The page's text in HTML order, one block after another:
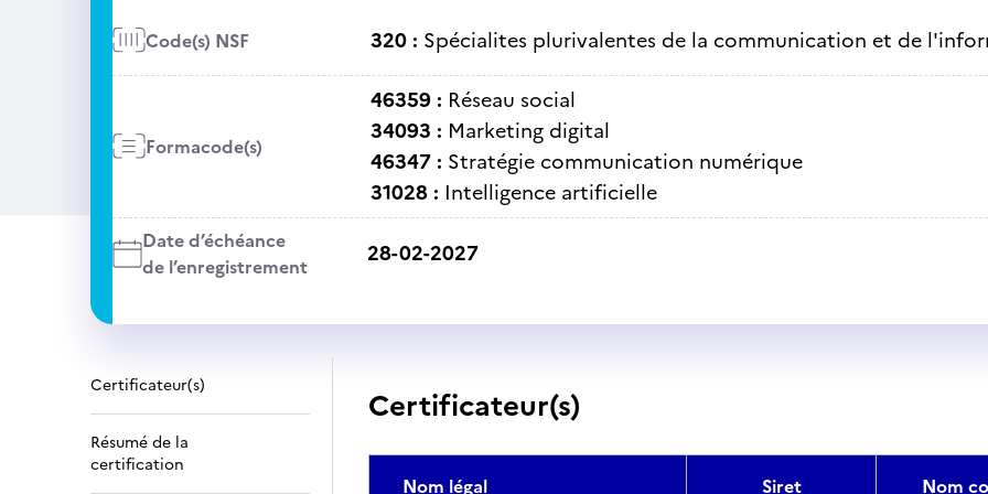
Code(s) NSF 320 : Spécialites plurivalentes de la communication et de
Formacode(s)
46359 : Réseau social
34093 : Marketing digital
46347 : Stratégie communication numérique
31028 : Intelligence artificielle
Date d’échéance
de l’enregistrement
28-02-2027
Certificateur(s)
Résumé de la
certification
Certificateur(s)
Nom légal Siret Nom